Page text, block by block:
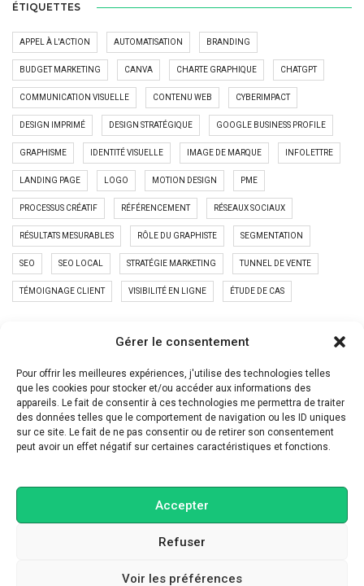
Gérer le consentement
Pour offrir les meilleures expériences, j'utilise des technologies telles
que les cookies pour stocker et/ou accéder aux informations des
appareils. Le fait de consentir à ces technologies me permettra de traiter
des données telles que le comportement de navigation ou les ID uniques
sur ce site. Le fait de ne pas consentir ou de retirer son consentement
peut avoir un effet négatif sur certaines caractéristiques et fonctions.
Accepter
Refuser
Voir les préférences
ÉTIQUETTES
APPEL À L'ACTION AUTOMATISATION BRANDING
BUDGET MARKETING CANVA CHARTE GRAPHIQUE CHATGPT
COMMUNICATION VISUELLE CONTENU WEB CYBERIMPACT
DESIGN IMPRIMÉ DESIGN STRATÉGIQUE GOOGLE BUSINESS PROFILE
GRAPHISME IDENTITÉ VISUELLE IMAGE DE MARQUE INFOLETTRE
LANDING PAGE LOGO MOTION DESIGN PME
PROCESSUS CRÉATIF RÉFÉRENCEMENT RÉSEAUX SOCIAUX
RÉSULTATS MESURABLES RÔLE DU GRAPHISTE SEGMENTATION
SEO SEO LOCAL STRATÉGIE MARKETING TUNNEL DE VENTE
TÉMOIGNAGE CLIENT VISIBILITÉ EN LIGNE ÉTUDE DE CAS
PUBLICATIONS RÉCENTES
Ton site web travaille encore comme en 2015
LinkedIn n’est plus un CV
Instagram ne récompense plus les belles images
Graphiste, motion designer et blogueur